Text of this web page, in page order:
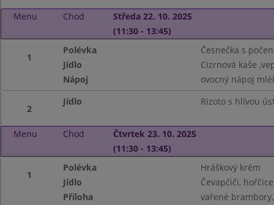
Menu Chod
Středa 22. 10. 2025
(11:30 - 13:45)
1
Polévka
Česnečka s
Jídlo
Cizrnová kaše
Nápoj
ovocný nápoj
2
Jídlo Rizoto s hlívou
Menu Chod
Čtvrtek 23. 10. 2025
(11:30 - 13:45)
1
Polévka
Hráškový krém
Jídlo
Čevapčiči, hořčice
Příloha
vařené